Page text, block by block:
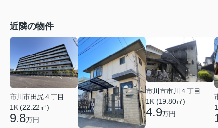
近隣の物件
市川市田尻４丁目
1K (22.22㎡)
9.8万円
市川市市川４丁目
1K (19.80㎡)
4.9万円